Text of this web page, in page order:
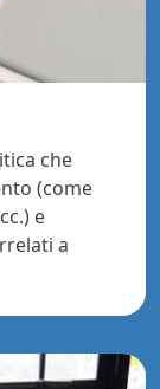
che
(come
e
a